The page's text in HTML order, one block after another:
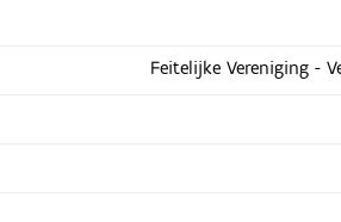
Feitelijke Vereniging -